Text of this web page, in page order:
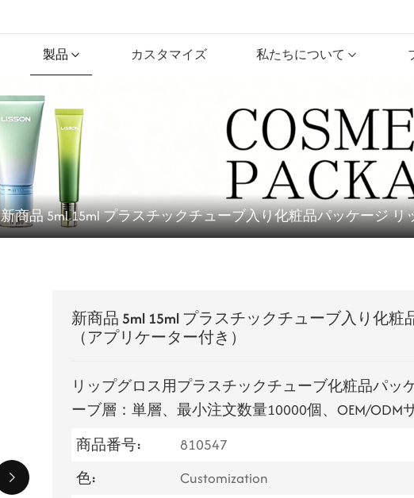
製品 カスタマイズ 私たちについて
新商品 5ml 15ml プラスチックチューブ入り化粧品パッケージ
新商品 5ml 15ml プラスチックチューブ入り化
（アプリケーター付き）
リップグロス用プラスチックチューブ化粧品パッ
ーブ層：単層、最小注文数量10000個、OEM/ODM
商品番号:
810547
色:
Customization